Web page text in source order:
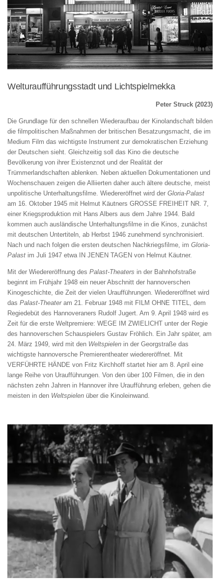
Welturaufführungsstadt und Lichtspielmekka
Peter Struck (2023)
Die Grundlage für den schnellen Wiederaufbau der Kinolandschaft bilden
die filmpolitischen Maßnahmen der britischen Besatzungsmacht, die im
Medium Film das wichtigste Instrument zur demokratischen Erziehung
der Deutschen sieht. Gleichzeitig soll das Kino die deutsche
Bevölkerung von ihrer Existenznot und der Realität der
Trümmerlandschaften ablenken. Neben aktuellen Dokumentationen und
Wochenschauen zeigen die Alliierten daher auch ältere deutsche, meist
unpolitische Unterhaltungsfilme. Wiedereröffnet wird der Gloria-Palast
am 16. Oktober 1945 mit Helmut Käutners GROSSE FREIHEIT NR. 7,
einer Kriegsproduktion mit Hans Albers aus dem Jahre 1944. Bald
kommen auch ausländische Unterhaltungsfilme in die Kinos, zunächst
mit deutschen Untertiteln, ab Herbst 1946 zunehmend synchronisiert.
Nach und nach folgen die ersten deutschen Nachkriegsfilme, im Gloria-
Palast im Juli 1947 etwa IN JENEN TAGEN von Helmut Käutner.
Mit der Wiedereröffnung des Palast-Theaters in der Bahnhofstraße
beginnt im Frühjahr 1948 ein neuer Abschnitt der hannoverschen
Kinogeschichte, die Zeit der vielen Uraufführungen. Wiedereröffnet wird
das Palast-Theateram 21. Februar 1948 mit FILM OHNE TITEL, dem
Regiedebüt des Hannoveraners Rudolf Jugert. Am 9. April 1948 wird es
Zeit für die erste Weltpremiere: WEGE IM ZWIELICHT unter der Regie
des hannoverschen Schauspielers Gustav Fröhlich. Ein Jahr später, am
24. März 1949, wird mit den Weltspielen in der Georgstraße das
wichtigste hannoversche Premierentheater wiedereröffnet. Mit
VERFÜHRTE HÄNDE von Fritz Kirchhoff startet hier am 8. April eine
lange Reihe von Uraufführungen. Von den über 100 Filmen, die in den
nächsten zehn Jahren in Hannover ihre Uraufführung erleben, gehen die
meisten in den Weltspielen über die Kinoleinwand.